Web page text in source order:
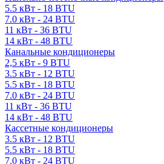
5.5 кВт - 18 BTU
7.0 кВт - 24 BTU
11 кВт - 36 BTU
14 кВт - 48 BTU
Канальные кондиционеры
2,5 кВт - 9 BTU
3.5 кВт - 12 BTU
5.5 кВт - 18 BTU
7.0 кВт - 24 BTU
11 кВт - 36 BTU
14 кВт - 48 BTU
Кассетные кондиционеры
3.5 кВт - 12 BTU
5.5 кВт - 18 BTU
7.0 кВт - 24 BTU